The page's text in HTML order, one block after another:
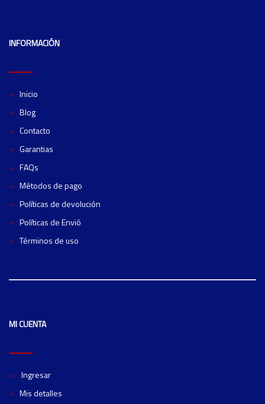
INFORMACIÓN
Inicio
Blog
Contacto
Garantias
FAQs
Métodos de pago
Políticas de devolución
Políticas de Envió
Términos de uso
MI CUENTA
Ingresar
Mis detalles